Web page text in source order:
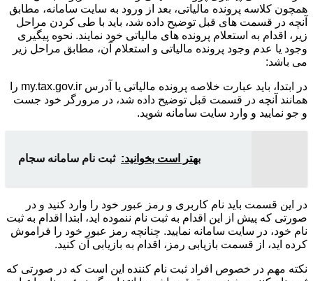
همچون کلاسه پرونده مالیاتی، بعد از ورود به سایت سامانه، مطابق
آنچه در قسمت های قبل توضیح داده شد، باید با طی کردن مراحل
زیر، اقدام به استعلام پرونده های مالیاتی خود نمایند. نحوه پیگیری
وجود یا عدم وجود پرونده مالیاتی و استعلام آن، مطابق مراحل زیر
می باشد:
در ابتدا، باید عبارت خلاصه پرونده مالیاتی یا آدرس my.tax.gov.ir را
همانند آنچه در قسمت قبل توضیح داده شد، در مرورگر خود جست
و جو نمایید و وارد سایت سامانه شوید.
بهتر است بخوانید: ثبت نام سامانه سجام
در این قسمت باید نام کاربری و رمز عبور خود را وارد کنید و در
صورتی که پیش از این اقدام به ثبت نام ننموده اید، ابتدا اقدام به ثبت
نام خود، در سایت سامانه نمایید. چنانچه رمز عبور خود را فراموش
کرده اید، از قسمت بازیابی رمز، اقدام به بازیابی آن کنید.
نکته مهم در خصوص افراد ثبت نام کننده این است که در صورتی که